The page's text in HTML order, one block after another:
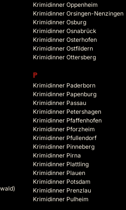
Krimidinner Oppenheim
Krimidinner Orsingen-Nenzingen
Krimidinner Osburg
Krimidinner Osnabrück
Krimidinner Osterhofen
Krimidinner Ostfildern
Krimidinner Ottersberg
P
Krimidinner Paderborn
Krimidinner Papenburg
Krimidinner Passau
Krimidinner Petershagen
Krimidinner Pfaffenhofen
Krimidinner Pforzheim
Krimidinner Pfullendorf
Krimidinner Pinneberg
Krimidinner Pirna
Krimidinner Plattling
Krimidinner Plauen
Krimidinner Potsdam
Krimidinner Prenzlau
Krimidinner Pulheim